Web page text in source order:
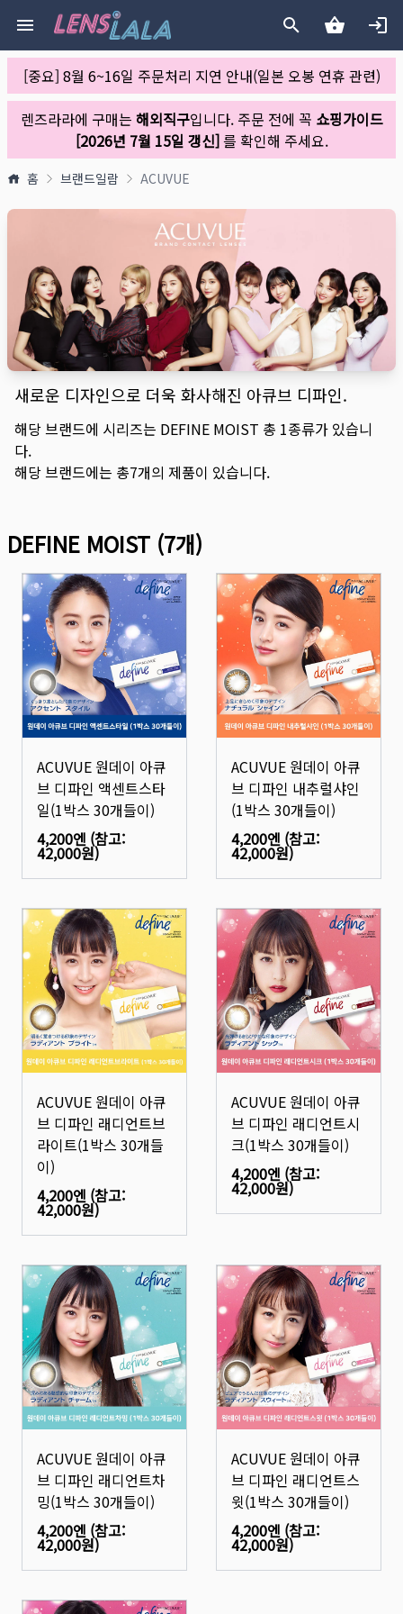
[중요] 8월 6~16일 주문처리 지연 안내(일본 오봉 연휴 관련)
렌즈라라에 구매는 해외직구입니다. 주문 전에 꼭 쇼핑가이드
[2026년 7월 15일 갱신]를 확인해 주세요.
홈 브랜드일람 ACUVUE
새로운 디자인으로 더욱 화사해진 아큐브 디파인.
해당 브랜드에 시리즈는 DEFINE MOIST 총 1종류가 있습니
다.
해당 브랜드에는 총7개의 제품이 있습니다.
DEFINE MOIST (7개)
ACUVUE 원데이 아큐
브 디파인 액센트스타
일(1박스 30개들이)
4,200엔 (참고:
42,000원)
ACUVUE 원데이 아큐
브 디파인 내추럴샤인
(1박스 30개들이)
4,200엔 (참고:
42,000원)
ACUVUE 원데이 아큐
브 디파인 래디언트브
라이트(1박스 30개들
이)
4,200엔 (참고:
42,000원)
ACUVUE 원데이 아큐
브 디파인 래디언트시
크(1박스 30개들이)
4,200엔 (참고:
42,000원)
ACUVUE 원데이 아큐
브 디파인 래디언트차
밍(1박스 30개들이)
4,200엔 (참고:
42,000원)
ACUVUE 원데이 아큐
브 디파인 래디언트스
윗(1박스 30개들이)
4,200엔 (참고:
42,000원)